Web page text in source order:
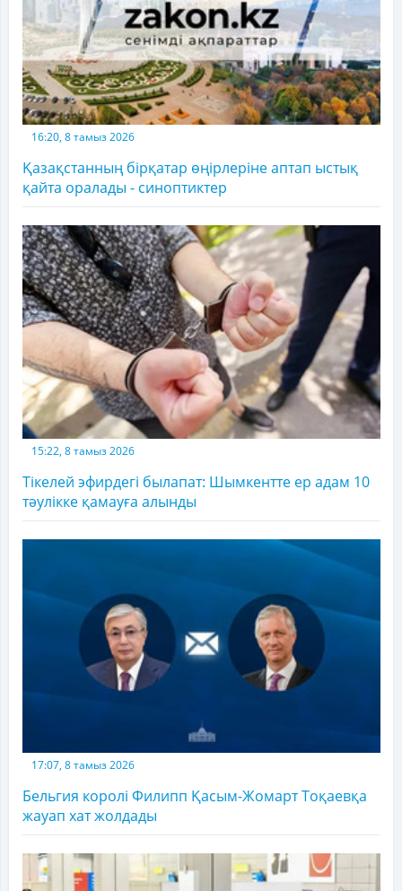
16:20, 8 тамыз 2026
Қазақстанның бірқатар өңірлеріне аптап ыстық
қайта оралады - синоптиктер
15:22, 8 тамыз 2026
Тікелей эфирдегі былапат: Шымкентте ер адам 10
тәулікке қамауға алынды
17:07, 8 тамыз 2026
Бельгия королі Филипп Қасым-Жомарт Тоқаевқа
жауап хат жолдады